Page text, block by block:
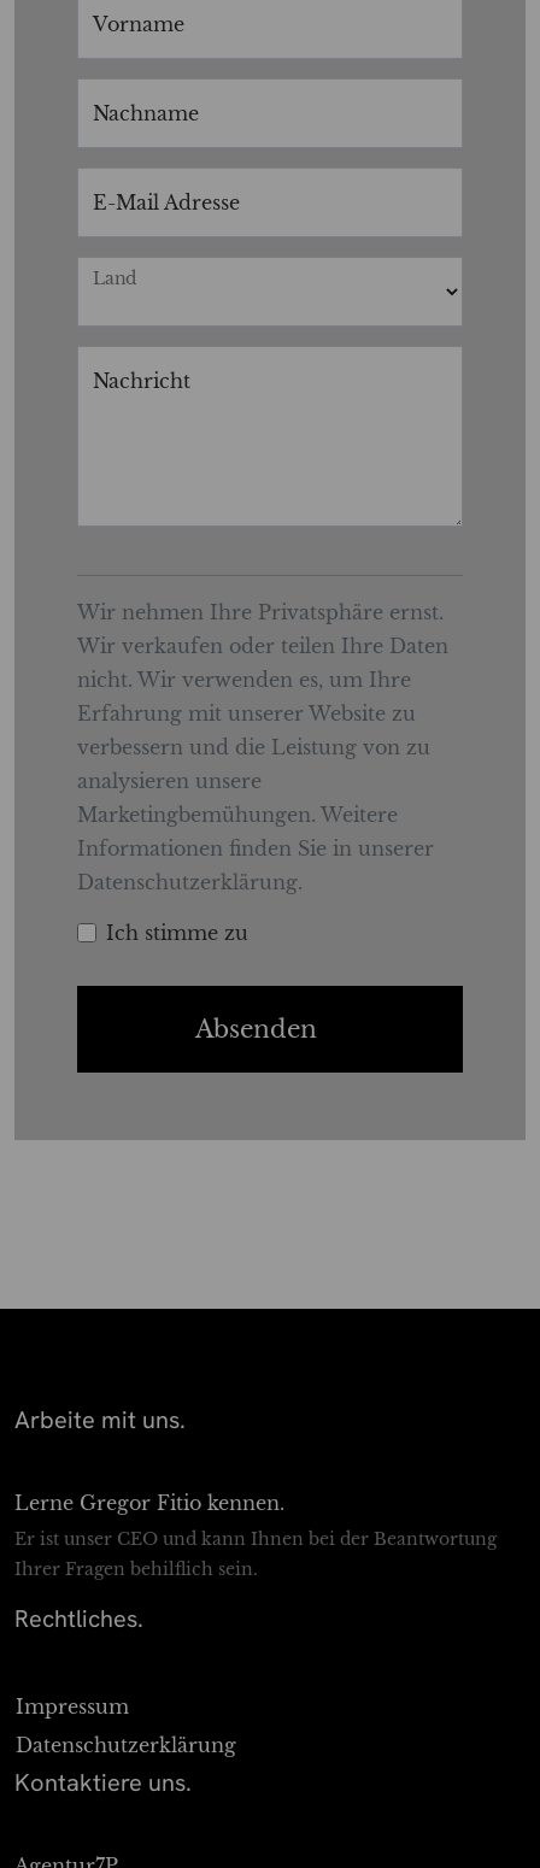
Vorname
Nachname
E-Mail Adresse
Land
Nachricht
Wir nehmen Ihre Privatsphäre ernst.
Wir verkaufen oder teilen Ihre Daten
nicht. Wir verwenden es, um Ihre
Erfahrung mit unserer Website zu
verbessern und die Leistung von zu
analysieren unsere
Marketingbemühungen. Weitere
Informationen finden Sie in unserer
Datenschutzerklärung.
Ich stimme zu
Absenden
Arbeite mit uns.
Lerne Gregor Fitio kennen.
Er ist unser CEO und kann Ihnen bei der Beantwortung
Ihrer Fragen behilflich sein.
Rechtliches.
Impressum
Datenschutz­erklärung
Kontaktiere uns.